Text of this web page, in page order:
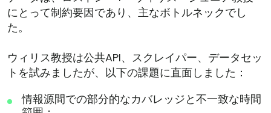
にとって制約要因であり、主なボトルネックでし
た。
ウィリス教授は公共API、スクレイパー、データセッ
トを試みましたが、以下の課題に直面しました：
情報源間での部分的なカバレッジと不一致な時間